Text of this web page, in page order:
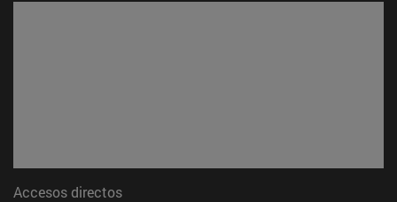
Accesos directos